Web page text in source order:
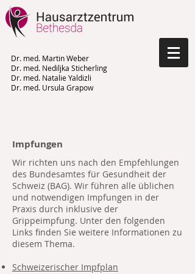
Dr. med. Martin Weber
Dr. med. Nediljka Sticherling
Dr. med. Natalie Yaldizli
Dr. med. Ursula Grapow
Impfungen
Wir richten uns nach den Empfehlungen
des Bundesamtes für Gesundheit der
Schweiz (BAG). Wir führen alle üblichen
und notwendigen Impfungen in der
Praxis durch inklusive der
Grippeimpfung. Unter den folgenden
Links finden Sie weitere Informationen zu
diesem Thema.
Schweizerischer Impfplan